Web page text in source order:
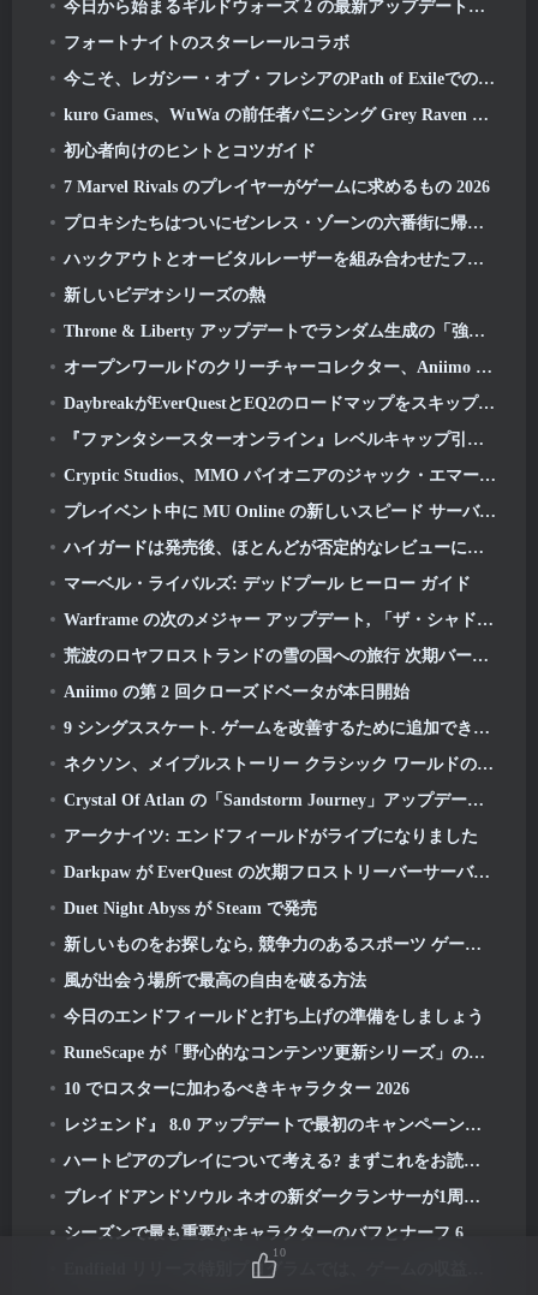
今日から始まるギルドウォーズ 2 の最新アップデートでガーディアンの空き地襲撃を体験してください
フォートナイトのスターレールコラボ
今こそ、レガシー・オブ・フレシアのPath of ExileでのKeepers of the Flameのチャレンジを完了する時です
kuro Games、WuWa の前任者パニシング Grey Raven を Steam に導入
初心者向けのヒントとコツガイド
7 Marvel Rivals のプレイヤーがゲームに求めるもの 2026
プロキシたちはついにゼンレス・ゾーンの六番街に帰ってきた ゼロ版 2.6 アップデート
ハックアウトとオービタルレーザーを組み合わせたファイナルニューワールドツアー
新しいビデオシリーズの熱
Throne & Liberty アップデートでランダム生成の「強欲の塔」が導入
オープンワールドのクリーチャーコレクター、Aniimo が正しいメモを打つ
DaybreakがEverQuestとEQ2のロードマップをスキップする計画を発表後、プレイヤーの反応は鈍い
『ファンタシースターオンライン』レベルキャップ引き上げと新コンテンツが公開 2: NGS ヘッドライン ウェーブ ストリーム
Cryptic Studios、MMO パイオニアのジャック・エマート氏が CEO として復帰すると発表
プレイベント中に MU Online の新しいスピード サーバーの準備をする
ハイガードは発売後、ほとんどが否定的なレビューに見舞われる
マーベル・ライバルズ: デッドプール ヒーロー ガイド
Warframe の次のメジャー アップデート, 「ザ・シャドウグラファー」が3月に登場予定
荒波のロヤフロストランドの雪の国への旅行 次期バージョン 3.1
Aniimo の第 2 回クローズドベータが本日開始
9 シングススケート. ゲームを改善するために追加できる可能性がある 2026
ネクソン、メイプルストーリー クラシック ワールドの短いグローバル ゲームプレイ トレーラーを公開
Crystal Of Atlan の「Sandstorm Journey」アップデートにより、レベルキャップが次のように引き上げられます 70
アークナイツ: エンドフィールドがライブになりました
Darkpaw が EverQuest の次期フロストリーバーサーバーのためにプレイヤーが選んだルールを明らかに
Duet Night Abyss が Steam で発売
新しいものをお探しなら, 競争力のあるスポーツ ゲーム, フリースタイルフットボールのクローズドベータテスト 2 進行中です
風が出会う場所で最高の自由を破る方法
今日のエンドフィールドと打ち上げの準備をしましょう
RuneScape が「野心的なコンテンツ更新シリーズ」の詳細を説明するビデオを共有
10 でロスターに加わるべきキャラクター 2026
レジェンド』 8.0 アップデートで最初のキャンペーンが開始 2026
ハートピアのプレイについて考える? まずこれをお読みください
ブレイドアンドソウル ネオの新ダークランサーが1周年に間に合うように登場
シーズンで最も重要なキャラクターのバフとナーフ 6
Endfield リリース特別プログラムでは、ゲームの収益化システムの詳細が提供されます
10